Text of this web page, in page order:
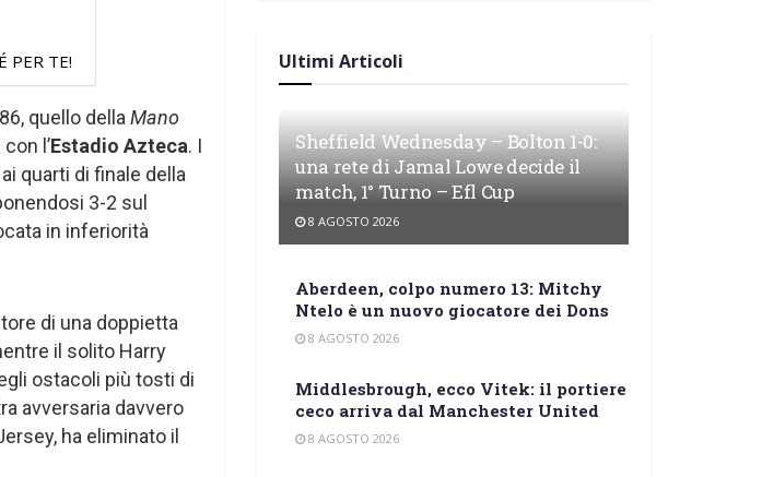
PER TE!
quello dellaMano
l’Estadio Azteca. I
quarti di finale della
3-2 sul
in inferiorità
di una doppietta
il solito Harry
ostacoli più tosti di
avversaria davvero
ha eliminato il
Ultimi Articoli
Sheffield Wednesday – Bolton 1-0:
una rete di Jamal Lowe decide il
match, 1° Turno – Efl Cup
8 AGOSTO 2026
Aberdeen, colpo numero 13: Mitchy
Ntelo è un nuovo giocatore dei Dons
8 AGOSTO 2026
Middlesbrough, ecco Vitek: il portiere
ceco arriva dal Manchester United
8 AGOSTO 2026